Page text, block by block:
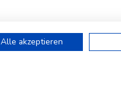
Alle akzeptieren